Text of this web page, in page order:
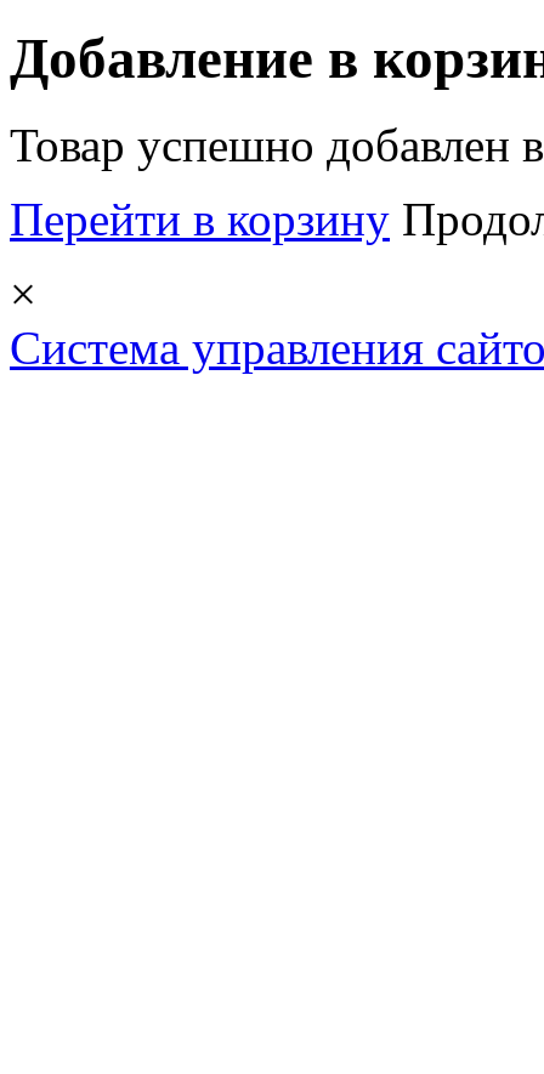
Добавление в
Товар успешно добавлен
Перейти в корзину
×
Система управления